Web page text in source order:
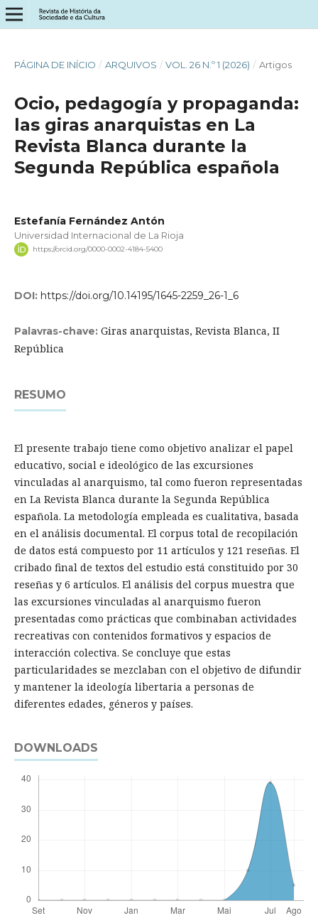
PÁGINA DE INÍCIO / ARQUIVOS / VOL. 26 N.º 1 (2026) / Artigos
Ocio, pedagogía y propaganda:
las giras anarquistas en La
Revista Blanca durante la
Segunda República española
Estefanía Fernández Antón
Universidad Internacional de La Rioja
https://orcid.org/0000-0002-4184-5400
DOI: https://doi.org/10.14195/1645-2259_26-1_6
Palavras-chave: Giras anarquistas, Revista Blanca, II
República
RESUMO
El presente trabajo tiene como objetivo analizar el papel
educativo, social e ideológico de las excursiones
vinculadas al anarquismo, tal como fueron representadas
en La Revista Blanca durante la Segunda República
española. La metodología empleada es cualitativa, basada
en el análisis documental. El corpus total de recopilación
de datos está compuesto por 11 artículos y 121 reseñas. El
cribado final de textos del estudio está constituido por 30
reseñas y 6 artículos. El análisis del corpus muestra que
las excursiones vinculadas al anarquismo fueron
presentadas como prácticas que combinaban actividades
recreativas con contenidos formativos y espacios de
interacción colectiva. Se concluye que estas
particularidades se mezclaban con el objetivo de difundir
y mantener la ideología libertaria a personas de
diferentes edades, géneros y países.
DOWNLOADS